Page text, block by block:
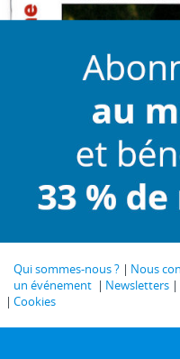
Qui sommes-nous ? Nous
un événement
Newsletters
Cookies